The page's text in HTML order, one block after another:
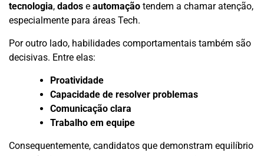
tecnologia, dados e automação tendem a chamar atenção,
especialmente para áreas Tech.
Por outro lado, habilidades comportamentais também são
decisivas. Entre elas:
Proatividade
Capacidade de resolver problemas
Comunicação clara
Trabalho em equipe
Consequentemente, candidatos que demonstram equilíbrio